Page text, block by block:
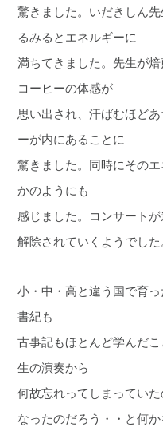
驚きました。いだきしん
るみるとエネルギーに
満ちてきました。先生が
コーヒーの体感が
思い出され、汗ばむほど
ーが内にあることに
驚きました。同時にその
かのようにも
感じました。コンサート
解除されていくようでした
小・中・高と違う国で育
書紀も
古事記もほとんど学んだ
生の演奏から
何故忘れってしまってい
なったのだろう・・と何